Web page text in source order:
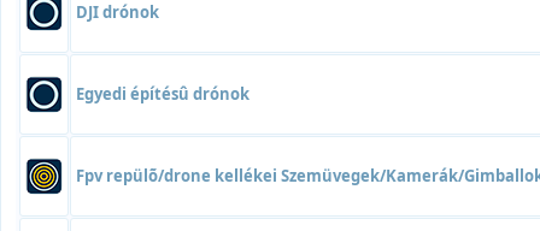
DJI drónok
Egyedi építésû drónok
Fpv repülõ/drone kellékei Szemüvegek/Kamerák/